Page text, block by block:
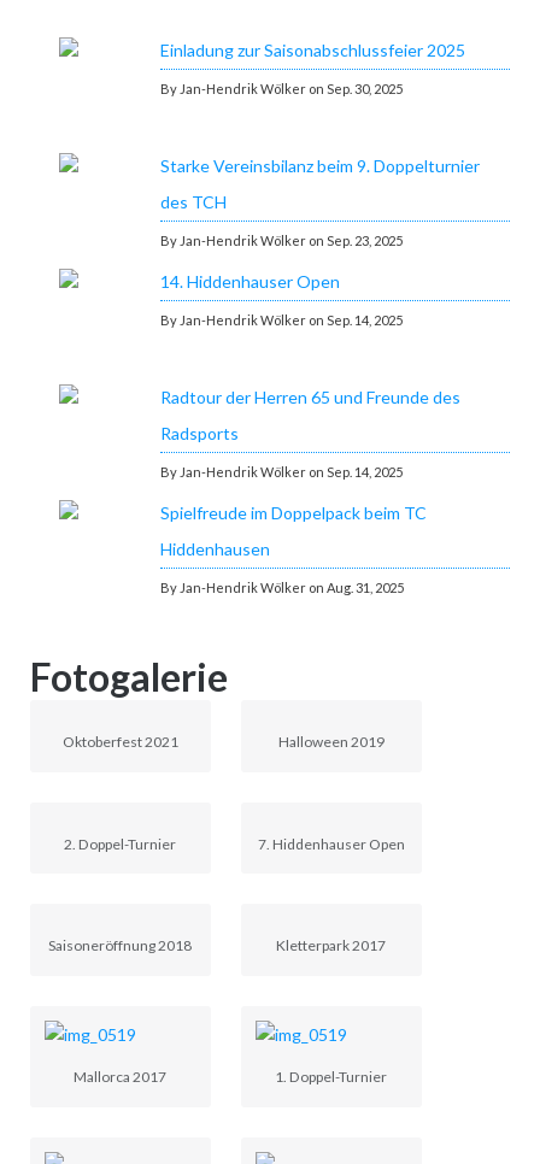
Einladung zur Saisonabschlussfeier 2025
By Jan-Hendrik Wölker on Sep. 30, 2025
Starke Vereinsbilanz beim 9. Doppelturnier
des TCH
By Jan-Hendrik Wölker on Sep. 23, 2025
14. Hiddenhauser Open
By Jan-Hendrik Wölker on Sep. 14, 2025
Radtour der Herren 65 und Freunde des
Radsports
By Jan-Hendrik Wölker on Sep. 14, 2025
Spielfreude im Doppelpack beim TC
Hiddenhausen
By Jan-Hendrik Wölker on Aug. 31, 2025
Fotogalerie
Oktoberfest 2021 Halloween 2019
2. Doppel-Turnier 7. Hiddenhauser Open
Saisoneröffnung 2018 Kletterpark 2017
Mallorca 2017 1. Doppel-Turnier